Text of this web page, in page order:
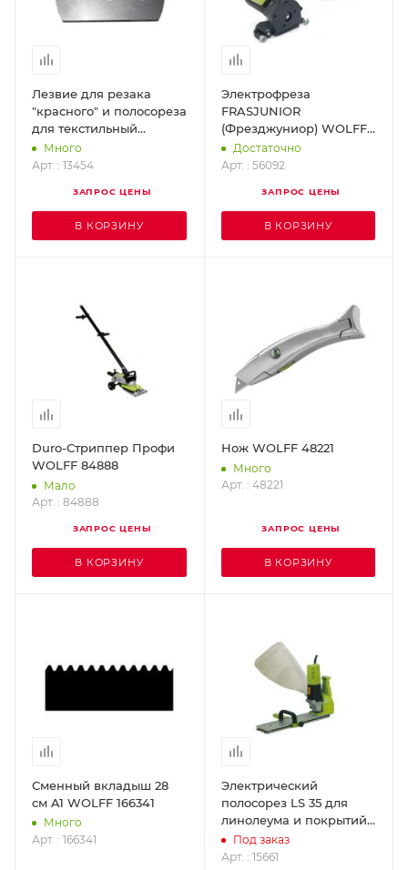
Лезвие для резака
"красного" и полосореза
для текстильный
покрытий (комплект - 10
шт.) WOLFF 13454
Много
Арт. : 13454
ЗАПРОС ЦЕНЫ
В КОРЗИНУ
Электрофреза
FRASJUNIOR
(Фрезджуниор) WOLFF
56092
Достаточно
Арт. : 56092
ЗАПРОС ЦЕНЫ
В КОРЗИНУ
Duro-Стриппер Профи
WOLFF 84888
Мало
Арт. : 84888
ЗАПРОС ЦЕНЫ
В КОРЗИНУ
Нож WOLFF 48221
Много
Арт. : 48221
ЗАПРОС ЦЕНЫ
В КОРЗИНУ
Сменный вкладыш 28
см A1 WOLFF 166341
Много
Арт. : 166341
Электрический
полосорез LS 35 для
линолеума и покрытий
из ПВХ (ширина
резания 35 см) WOLFF
Под заказ
Арт. : 15661